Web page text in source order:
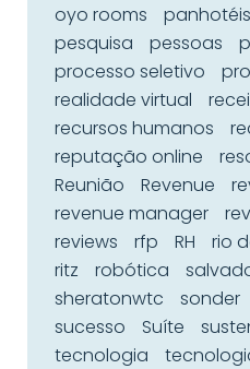
oyo rooms
pesquisa
pessoas
processo seletivo
realidade virtual
recursos humanos
reputação online
Reunião
Revenue
revenue manager
reviews
rfp RH rio
ritz
robótica
sheratonwtc
sonder
sucesso
Suíte
tecnologia